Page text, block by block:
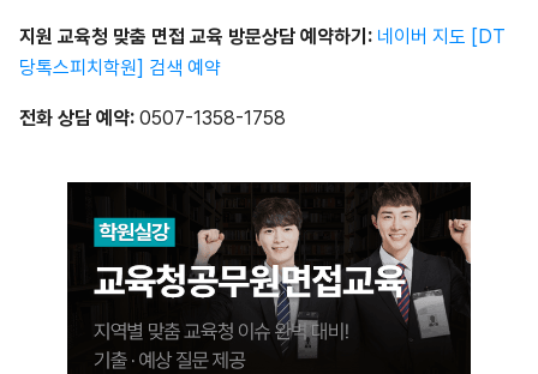
지원 교육청 맞춤 면접 교육 방문상담 예약하기: 네이버 지도 [DT
당톡스피치학원] 검색 예약
전화 상담 예약: 0507-1358-1758